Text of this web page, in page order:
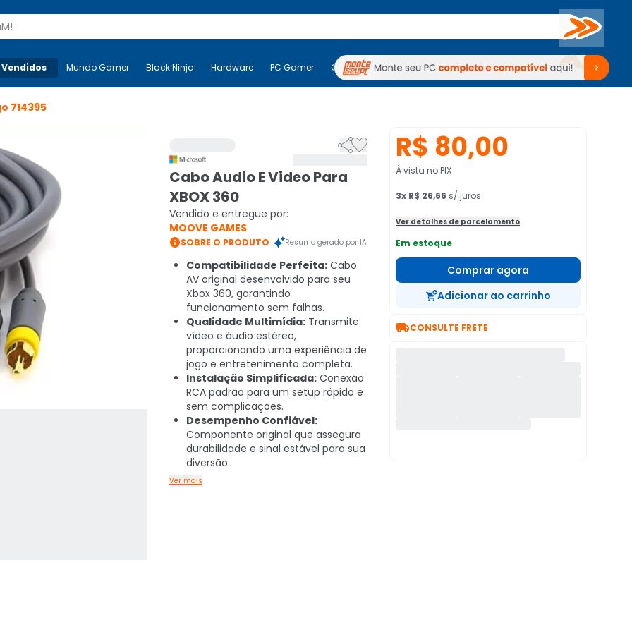
Buscar
Mais-v- Mundo Gamer Black Ninja Hardware PC Gamer Computadores Periféricos TV Venda no KaBuM!
Mundo Gamer Black Ninja Hardware PC Gamer Computadores Periféricos TV Venda no KaBuM!
714395

Cabo Audio E Video Para
XBOX 360
Vendido e entregue por:
MOOVE GAMES
SOBRE O PRODUTO Resumo gerado por IA
Compatibilidade Perfeita: Cabo
AV original desenvolvido para seu
Xbox 360, garantindo
funcionamento sem falhas.
Qualidade Multimídia: Transmite
vídeo e áudio estéreo,
proporcionando uma experiência de
jogo e entretenimento completa.
Instalação Simplificada: Conexão
RCA padrão para um setup rápido e
sem complicações.
Desempenho Confiável:
Componente original que assegura
durabilidade e sinal estável para sua
diversão.
Ver mais
R$ 80,00
À vista no PIX
3x R$ 26,66 s/ juros
Ver detalhes de parcelamento
Em estoque
Comprar agora
Adicionar ao carrinho
CONSULTE FRETE